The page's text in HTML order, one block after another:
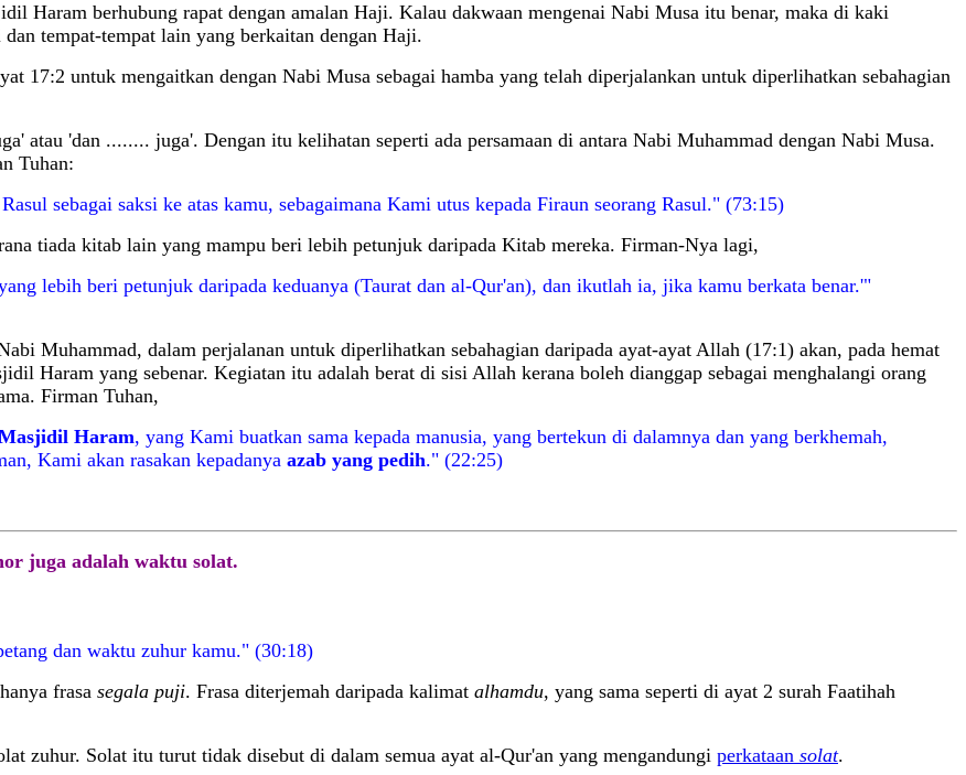
Haram berhubung rapat dengan amalan Haji. Kalau dakwaan mengenai Nabi Musa itu benar, maka di kaki
tempat-tempat lain yang berkaitan dengan Haji.
17:2 untuk mengaitkan dengan Nabi Musa sebagai hamba yang telah diperjalankan untuk diperlihatkan sebahagian
atau 'dan ........ juga'. Dengan itu kelihatan seperti ada persamaan di antara Nabi Muhammad dengan Nabi Musa.
Tuhan:
sebagai saksi ke atas kamu, sebagaimana Kami utus kepada Firaun seorang Rasul." (73:15)
tiada kitab lain yang mampu beri lebih petunjuk daripada Kitab mereka. Firman-Nya lagi,
lebih beri petunjuk daripada keduanya (Taurat dan al-Qur'an), dan ikutlah ia, jika kamu berkata benar.'"
Muhammad, dalam perjalanan untuk diperlihatkan sebahagian daripada ayat-ayat Allah (17:1) akan, pada hemat
Haram yang sebenar. Kegiatan itu adalah berat di sisi Allah kerana boleh dianggap sebagai menghalangi orang
Firman Tuhan,
Haram, yang Kami buatkan sama kepada manusia, yang bertekun di dalamnya dan yang berkhemah,
Kami akan rasakan kepadanya azab yang pedih." (22:25)
juga adalah waktu solat.
dan waktu zuhur kamu." (30:18)
frasa segala puji. Frasa diterjemah daripada kalimat alhamdu, yang sama seperti di ayat 2 surah Faatihah
zuhur. Solat itu turut tidak disebut di dalam semua ayat al-Qur'an yang mengandungi perkataan solat.